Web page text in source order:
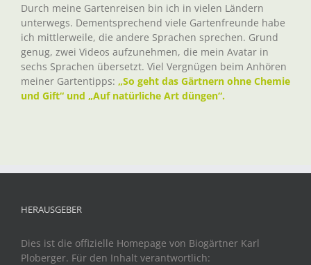
Durch meine Gartenreisen bin ich in vielen Ländern
unterwegs. Dementsprechend viele Gartenfreunde habe
ich mittlerweile, die andere Sprachen sprechen. Grund
genug, zwei Videos aufzunehmen, die mein Avatar in
sechs Sprachen übersetzt. Viel Vergnügen beim Anhören
meiner Gartentipps: „So geht das Gärtnern ohne Chemie
und Gift“ und „Auf natürliche Art düngen“.
HERAUSGEBER
Dies ist die offizielle Homepage von Biogärtner Karl
Ploberger. Für den Inhalt verantwortlich: